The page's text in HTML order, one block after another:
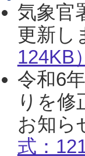
気象官
更新し
124KB）
令和6
りを修
お知ら
式：